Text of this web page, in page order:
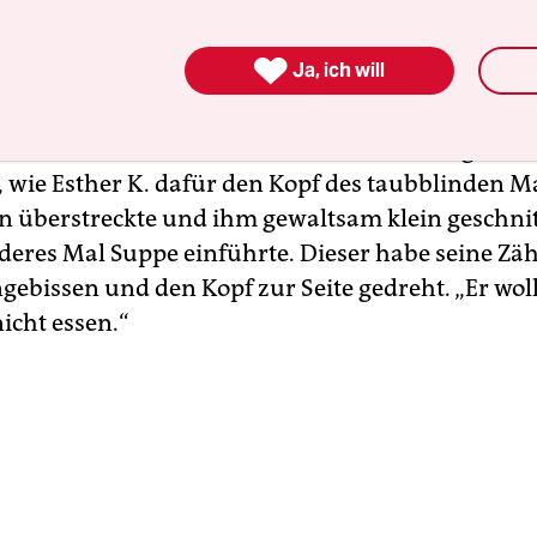
schildert eindrücklich, wie ihre
K., die Be­woh­ne­r*in­nen beleidigt, geschubst
Esther K. dafür den Kopf des taubblinden
überstreckte und ihm gewaltsam klein
Mal Suppe einführte. Dieser habe seine
und den Kopf zur Seite gedreht. „Er
essen.“
 Ja, ich will